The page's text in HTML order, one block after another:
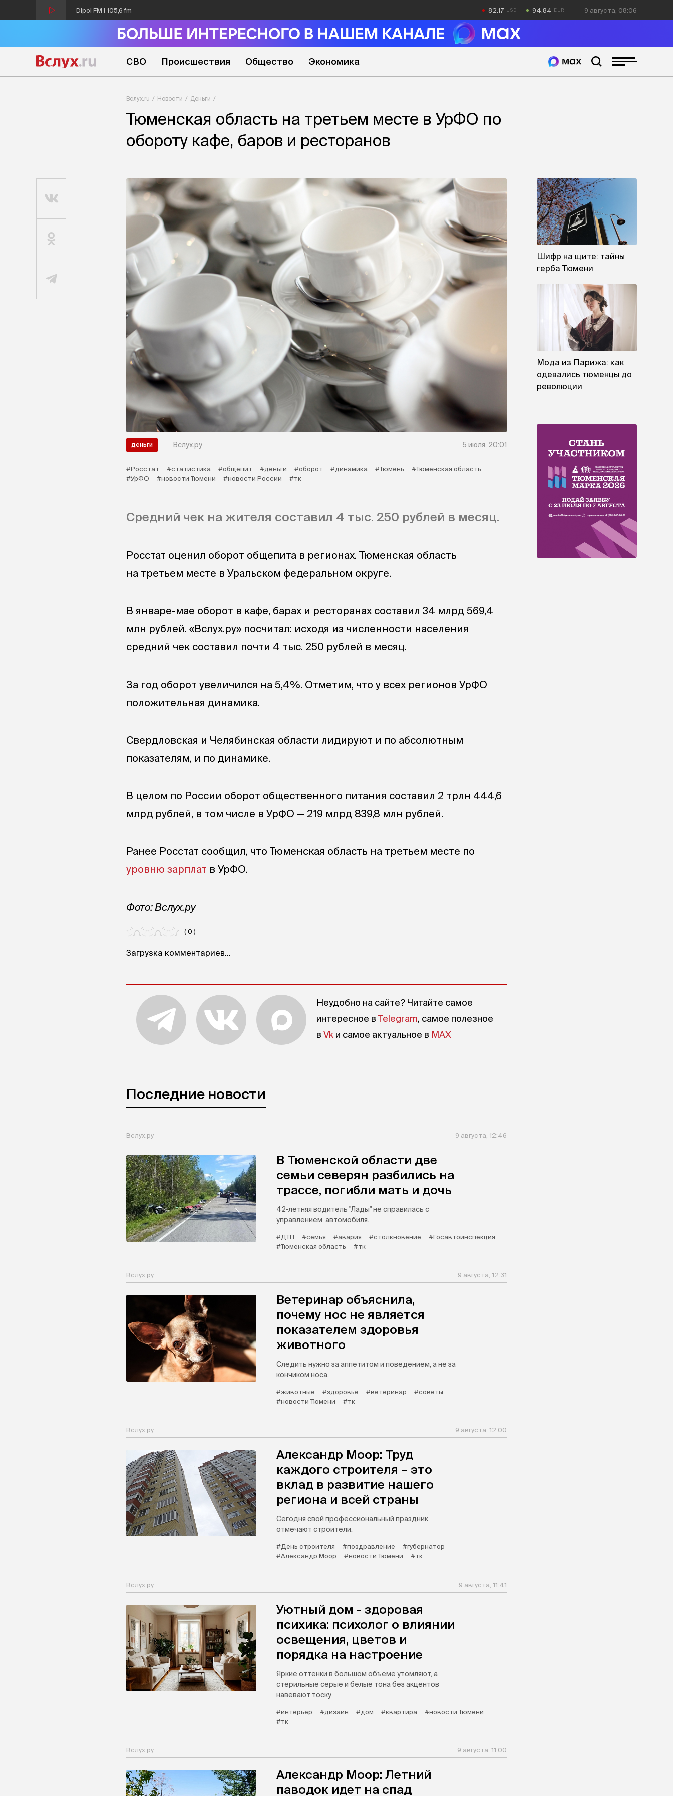
Dipol FM | 105,6 fm 82.17 94.84 9 августа, 08:06
СВО Происшествия Общество Экономика
Вслух.ru Новости Деньги
Тюменская область на третьем месте в УрФО по
обороту кафе, баров и ресторанов
деньги Вслух.ру 5 июля, 20:01
#Росстат #статистика #общепит #деньги #оборот #динамика #Тюмень
#Тюменская область
#УрФО
#новости Тюмени #новости России #тк
Средний чек на жителя составил 4 тыс. 250 рублей в месяц.
Росстат оценил оборот общепита в регионах. Тюменская область
на третьем месте в Уральском федеральном округе.
В январе-мае оборот в кафе, барах и ресторанах составил 34 млрд 569,4
млн рублей. «Вслух.ру» посчитал: исходя из численности населения
средний чек составил почти 4 тыс. 250 рублей в месяц.
За год оборот увеличился на 5,4%. Отметим, что у всех регионов УрФО
положительная динамика.
Свердловская и Челябинская области лидируют и по абсолютным
показателям, и по динамике.
В целом по России оборот общественного питания составил 2 трлн 444,6
млрд рублей, в том числе в УрФО — 219 млрд 839,8 млн рублей.
Ранее Росстат сообщил, что Тюменская область на третьем месте по
уровню зарплат в УрФО.
Фото: Вслух.ру
( 0 )
Загрузка комментариев...
Неудобно на сайте? Читайте самое
интересное в Telegram, самое полезное
в Vk и самое актуальное в MAX
Последние новости
Вслух.ру 9 августа, 12:46
В Тюменской области две
семьи северян разбились на
трассе, погибли мать и дочь
42-летняя водитель "Лады" не справилась с
управлением автомобиля.
#ДТП #семья #авария #столкновение
#Госавтоинспекция
#Тюменская область
#тк
Вслух.ру 9 августа, 12:31
Ветеринар объяснила,
почему нос не является
показателем здоровья
животного
Следить нужно за аппетитом и поведением, а не за
кончиком носа.
#животные #здоровье #ветеринар
#советы
#новости Тюмени
#тк
Вслух.ру 9 августа, 12:00
Александр Моор: Труд
каждого строителя – это
вклад в развитие нашего
региона и всей страны
Сегодня свой профессиональный праздник
отмечают строители.
#День строителя #поздравление
#губернатор
#Александр Моор
#новости Тюмени #тк
Вслух.ру 9 августа, 11:41
Уютный дом - здоровая
психика: психолог о влиянии
освещения, цветов и
порядка на настроение
Яркие оттенки в большом объеме утомляют, а
стерильные серые и белые тона без акцентов
навевают тоску.
#интерьер #дизайн #дом #квартира
#новости Тюмени
#тк
Вслух.ру 9 августа, 11:00
Александр Моор: Летний
паводок идет на спад
Шифр на щите: тайны
герба Тюмени
Мода из Парижа: как
одевались тюменцы до
революции